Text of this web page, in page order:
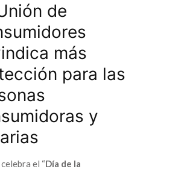
de
más
para las
y
el “Día de la